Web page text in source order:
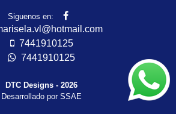
Siguenos en:
7441910125
7441910125
DTC Designs - 2026
Desarrollado por SSAE